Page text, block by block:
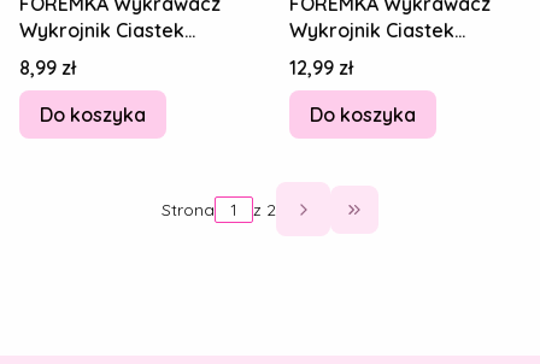
Wykrojnik Ciastek
Pierników SYLWESTER
Szampan Kieliszek
Cena
8,99 zł
Do koszyka
Wykrojnik Ciastek
Pierników SYLWESTER
Szampan Kieliszek
Cena
12,99 zł
Do koszyka
Strona z 2 Przejdź do